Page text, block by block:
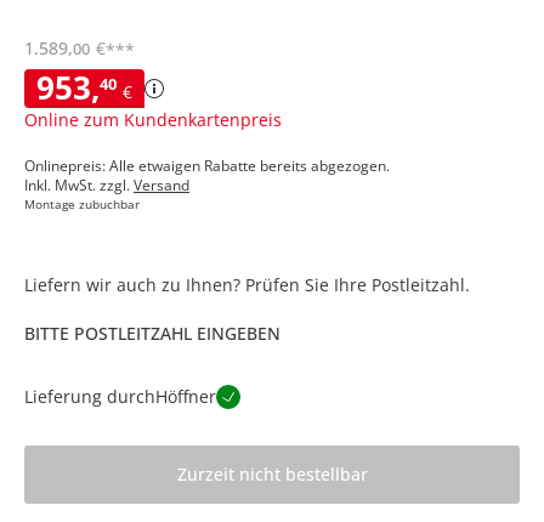
953,40 €
Online zum Kundenkartenpreis
1.589,00 €***
Onlinepreis: Alle etwaigen Rabatte bereits abgezogen.
Inkl. MwSt. zzgl.Versand
Montage zubuchbar
Liefern wir auch zu Ihnen? Prüfen Sie Ihre Postleitzahl.
BITTE POSTLEITZAHL EINGEBEN
Lieferung durchHöffner
Zurzeit nicht bestellbar